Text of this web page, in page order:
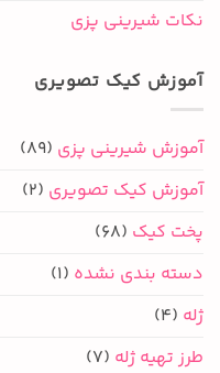
نکات شیرینی پزی
آموزش کیک تصویری
آموزش شیرینی پزی (89)
آموزش کیک تصویری (2)
پخت کیک (68)
دسته بندی نشده (1)
ژله (4)
طرز تهیه ژله (7)